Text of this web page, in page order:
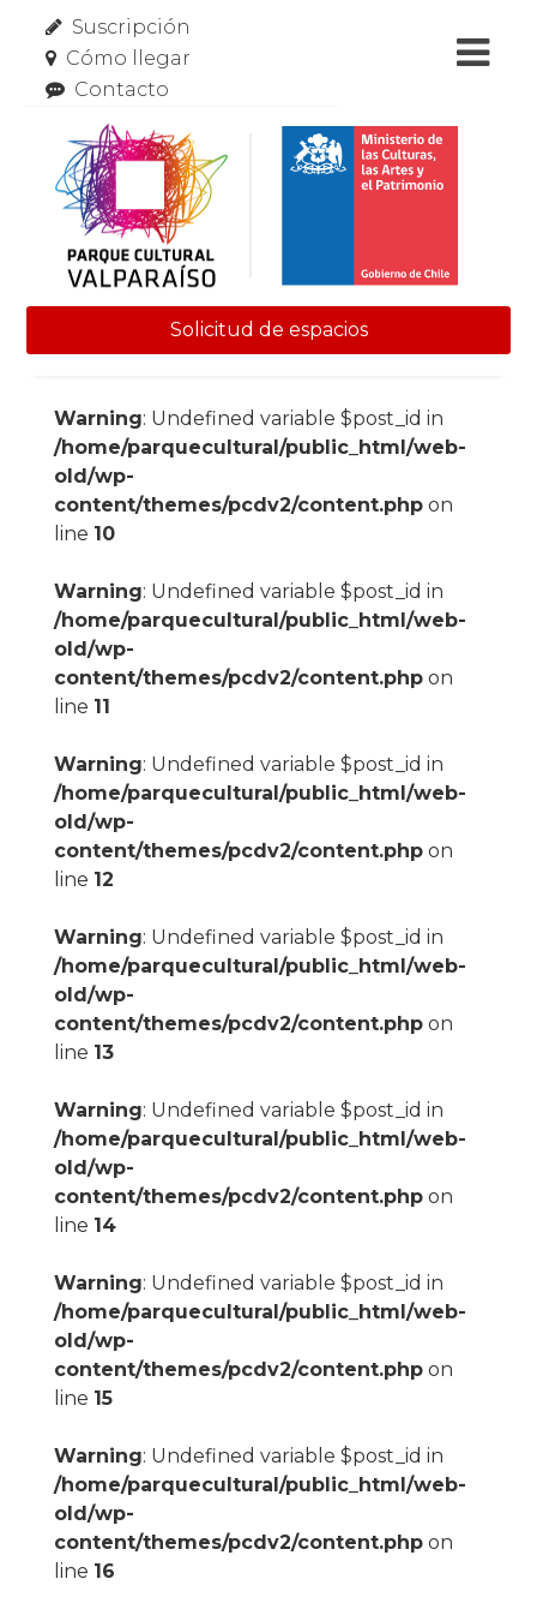
Suscripción
Cómo llegar
Contacto
Solicitud de espacios
Warning: Undefined variable $post_id in
/home/parquecultural/public_html/web-
old/wp-
content/themes/pcdv2/content.phpon
line 10
Warning: Undefined variable $post_id in
/home/parquecultural/public_html/web-
old/wp-
content/themes/pcdv2/content.phpon
line 11
Warning: Undefined variable $post_id in
/home/parquecultural/public_html/web-
old/wp-
content/themes/pcdv2/content.phpon
line 12
Warning: Undefined variable $post_id in
/home/parquecultural/public_html/web-
old/wp-
content/themes/pcdv2/content.phpon
line 13
Warning: Undefined variable $post_id in
/home/parquecultural/public_html/web-
old/wp-
content/themes/pcdv2/content.phpon
line 14
Warning: Undefined variable $post_id in
/home/parquecultural/public_html/web-
old/wp-
content/themes/pcdv2/content.phpon
line 15
Warning: Undefined variable $post_id in
/home/parquecultural/public_html/web-
old/wp-
content/themes/pcdv2/content.phpon
line 16